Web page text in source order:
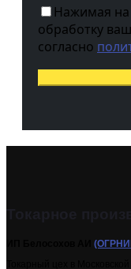
Нажимая на
обработку
согласно